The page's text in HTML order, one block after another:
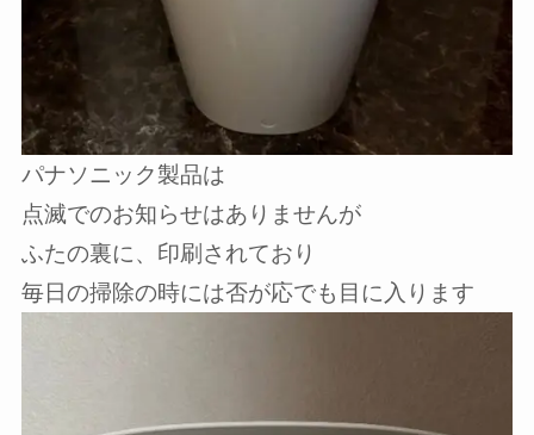
パナソニック製品は
点滅でのお知らせはありませんが
ふたの裏に、印刷されており
毎日の掃除の時には否が応でも目に入ります